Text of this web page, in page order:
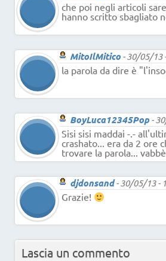
che poi negli articoli
hanno scritto sbagliato
MitoIlMitico -30/05/13
la parola da dire è
BoyLuca12345Pop -
Sisi sisi maddai -.-
crashato... era da 2 ore
trovare la parola... vabbè
djdonsand-30/05/13 -
Grazie!
Lascia un commento